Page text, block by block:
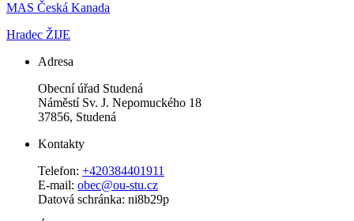
MAS Česká Kanada
Hradec ŽIJE
Adresa
Obecní úřad Studená
Náměstí Sv. J. Nepomuckého 18
37856, Studená
Kontakty
Telefon: +420384401911
E-mail: obec@ou-stu.cz
Datová schránka: ni8b29p